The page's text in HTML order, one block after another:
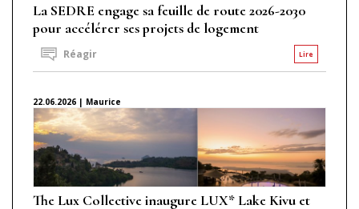
La SEDRE engage sa feuille de route 2026-2030
pour accélérer ses projets de logement
Lire
Réagir
22.06.2026 | Maurice
The Lux Collective inaugure LUX* Lake Kivu et